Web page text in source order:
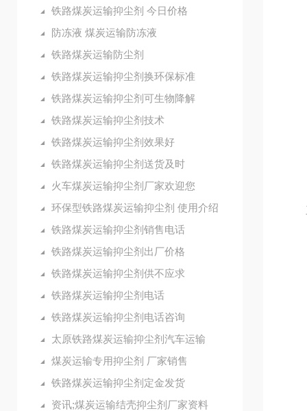
铁路煤炭运输抑尘剂 今日价格
防冻液 煤炭运输防冻液
铁路煤炭运输防尘剂
铁路煤炭运输抑尘剂换环保标准
铁路煤炭运输抑尘剂可生物降解
铁路煤炭运输抑尘剂技术
铁路煤炭运输抑尘剂效果好
铁路煤炭运输抑尘剂送货及时
火车煤炭运输抑尘剂厂家欢迎您
环保型铁路煤炭运输抑尘剂 使用介绍
铁路煤炭运输抑尘剂销售电话
铁路煤炭运输抑尘剂出厂价格
铁路煤炭运输抑尘剂供不应求
铁路煤炭运输抑尘剂电话
铁路煤炭运输抑尘剂电话咨询
太原铁路煤炭运输抑尘剂汽车运输
煤炭运输专用抑尘剂 厂家销售
铁路煤炭运输抑尘剂定金发货
资讯;煤炭运输结壳抑尘剂厂家资料
三